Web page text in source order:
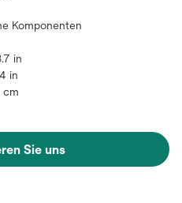
Komponenten
in
in
cm
Sie uns